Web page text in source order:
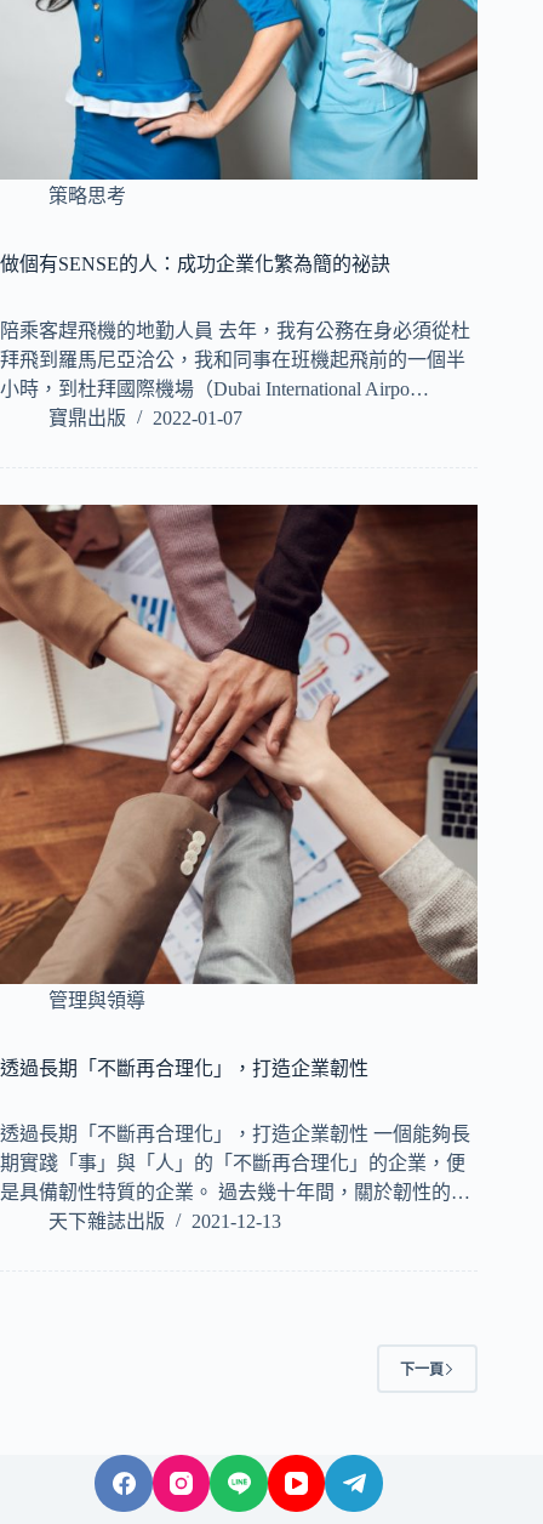
策略思考
做個有SENSE的人：成功企業化繁為簡的祕訣
陪乘客趕飛機的地勤人員 去年，我有公務在身必須從杜
拜飛到羅馬尼亞洽公，我和同事在班機起飛前的一個半
小時，到杜拜國際機場（Dubai International Airpo…
寶鼎出版
2022-01-07
管理與領導
透過長期「不斷再合理化」，打造企業韌性
透過長期「不斷再合理化」，打造企業韌性 一個能夠長
期實踐「事」與「人」的「不斷再合理化」的企業，便
是具備韌性特質的企業。 過去幾十年間，關於韌性的…
天下雜誌出版
2021-12-13
下一頁